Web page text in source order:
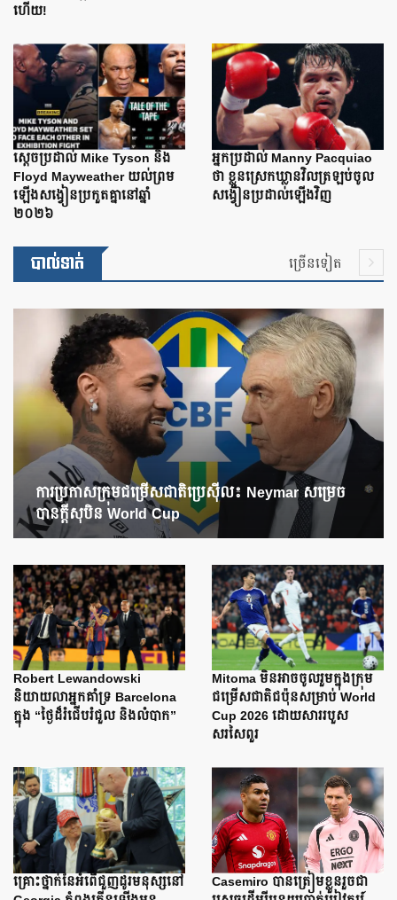
ហើយ!
ស្តេចប្រដាល់ Mike Tyson និង
Floyd Mayweather យល់ព្រម
ឡើងសង្វៀនប្រកួតគ្នានៅឆ្នាំ
២០២៦
អ្នកប្រដាល់ Manny Pacquiao
ថា ខ្លួនស្រេកឃ្លានវិលត្រឡប់ចូល
សង្វៀនប្រដាល់ឡើងវិញ
បាល់ទាត់ ច្រើនទៀត
ការប្រកាសក្រុមជម្រើសជាតិប្រេស៊ីល៖ Neymar សម្រេច
បានក្តីសុបិន World Cup
Robert Lewandowski
និយាយលាអ្នកគាំទ្រ Barcelona
ក្នុង “ថ្ងៃដ៏រំជើបរំជួល និងលំបាក”
Mitoma មិនអាចចូលរួមក្នុងក្រុម
ជម្រើសជាតិជប៉ុនសម្រាប់ World
Cup 2026 ដោយសាររបួស
សរសៃពួរ
គ្រោះថ្នាក់នៃអំពើជួញដូរមនុស្សនៅ
Casemiro បានត្រៀមខ្លួនរួចជា